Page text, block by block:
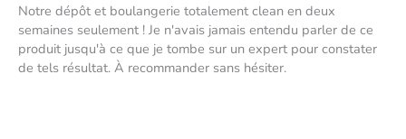
Notre dépôt et boulangerie totalement clean en deux
semaines seulement ! Je n'avais jamais entendu parler de ce
produit jusqu'à ce que je tombe sur un expert pour constater
de tels résultat. À recommander sans hésiter.